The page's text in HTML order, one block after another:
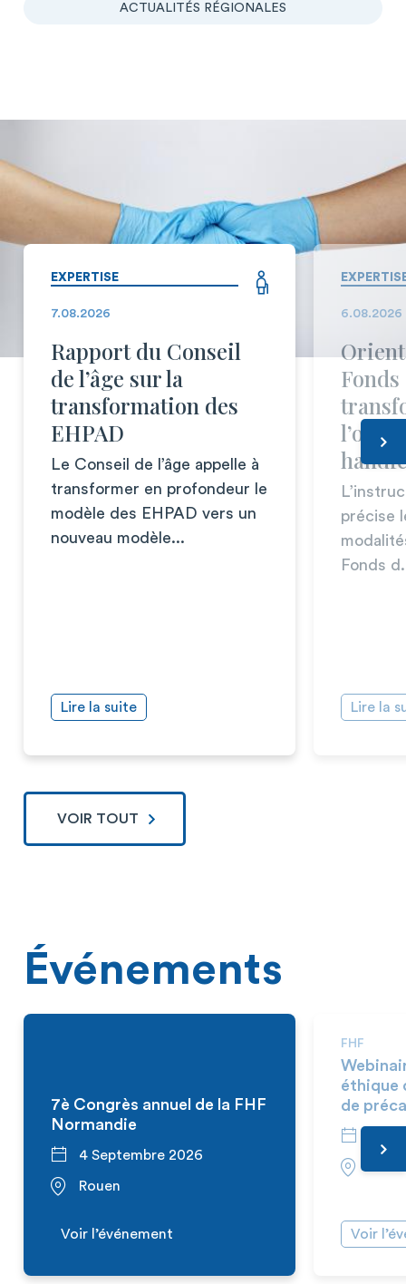
ACTUALITÉS RÉGIONALES
EXPERTISE
7.08.2026
Rapport du Conseil
de l’âge sur la
transformation des
EHPAD
Le Conseil de l’âge appelle à
transformer en profondeur le
modèle des EHPAD vers un
nouveau modèle...
Lire la suite
6.08.2026
Fonds
l’offre
précise
Fonds
Lire la
VOIR TOUT
Événements
7è Congrès annuel de la FHF
Normandie
4 Septembre 2026
Rouen
Voir l’événement
FHF
éthique
de
Voir